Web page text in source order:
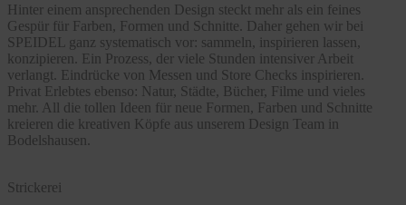
Hinter einem ansprechenden Design steckt mehr als ein feines
Gespür für Farben, Formen und Schnitte. Daher gehen wir bei
SPEIDEL ganz systematisch vor: sammeln, inspirieren lassen,
konzipieren. Ein Prozess, der viele Stunden intensiver Arbeit
verlangt. Eindrücke von Messen und Store Checks inspirieren.
Privat Erlebtes ebenso: Natur, Städte, Bücher, Filme und vieles
mehr. All die tollen Ideen für neue Formen, Farben und Schnitte
kreieren die kreativen Köpfe aus unserem Design Team in
Bodelshausen.
Strickerei